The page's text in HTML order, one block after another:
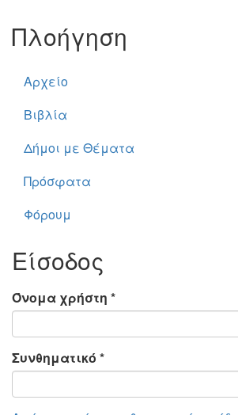
Πλοήγηση
Αρχείο
Βιβλία
Δήμοι με Θέματα
Πρόσφατα
Φόρουμ
Είσοδος
Όνομα χρήστη *
Συνθηματικό *